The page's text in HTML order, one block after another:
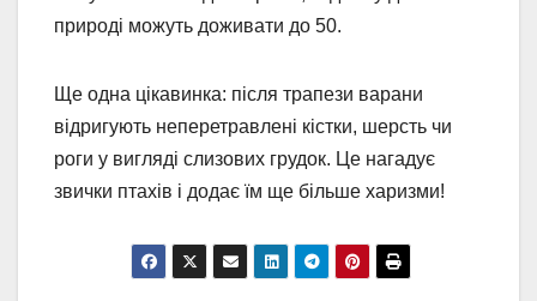
природі можуть доживати до 50.
Ще одна цікавинка: після трапези варани
відригують неперетравлені кістки, шерсть чи
роги у вигляді слизових грудок. Це нагадує
звички птахів і додає їм ще більше харизми!